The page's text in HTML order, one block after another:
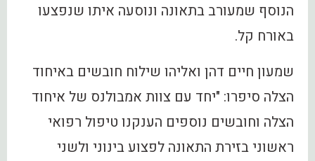
הנוסף שמעורב בתאונה ונוסעה איתו שנפצעו
באורח קל.
שמעון חיים דהן ואליהו שילוח חובשים באיחוד
הצלה סיפרו: "יחד עם צוות אמבולנס של איחוד
הצלה וחובשים נוספים הענקנו טיפול רפואי
ראשוני בזירת התאונה לפצוע בינוני ולשני